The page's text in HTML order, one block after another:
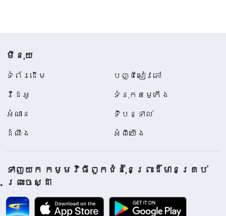
មីនុយ
ទំព័រ​ដើម
បញ្ជីសៀវភៅ
វីដេអូ
ទំនុកតម្កើង
អំណាន
ទីបន្ទាល់
ដំណឹង
អំពីយើង
ទាញយក កម្មវិធីពួកជំនុំនៃព្រះដ៏មានគ្រប់
ព្រះចេស្ដា